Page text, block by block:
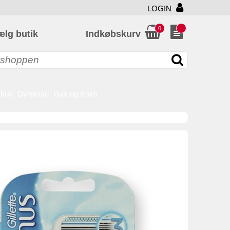
LOGIN
butik Indkøbskurv
0